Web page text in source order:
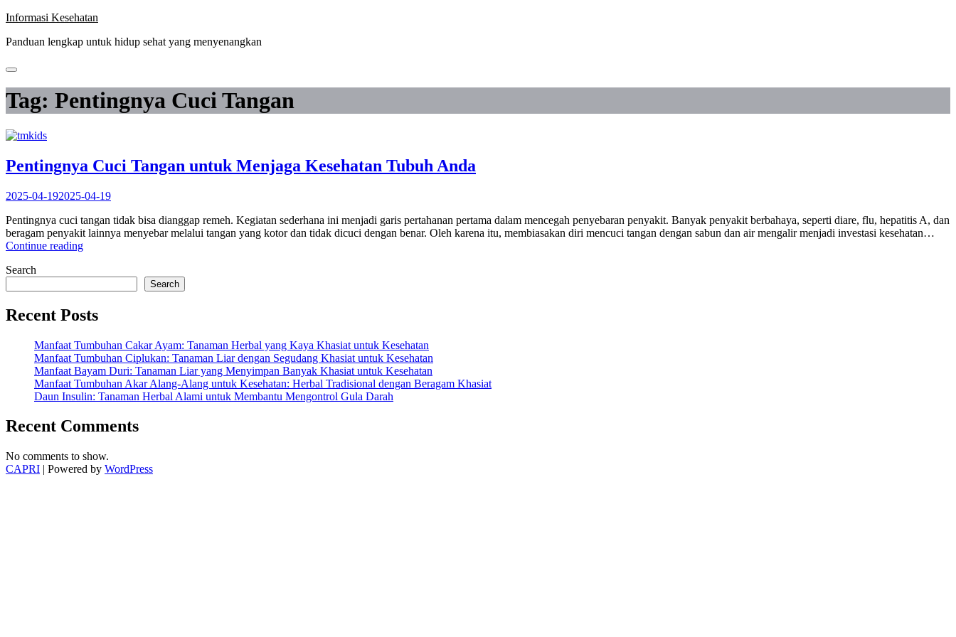
Skip
content
Informasi Kesehatan
Panduan lengkap untuk hidup sehat yang menyenangkan
Tag: Pentingnya Cuci Tangan
Pentingnya Cuci Tangan untuk Menjaga Kesehatan Tubuh Anda
2025-04-192025-04-19
Pentingnya cuci tangan tidak bisa dianggap remeh. Kegiatan sederhana ini menjadi garis pertahanan pertama dalam mencegah penyebaran penyakit. Banyak penyakit berbahaya, seperti diare, flu, hepatitis A, dan
beragam penyakit lainnya menyebar melalui tangan yang kotor dan tidak dicuci dengan benar. Oleh karena itu, membiasakan diri mencuci tangan dengan sabun dan air mengalir menjadi investasi kesehatan…
Continue reading“Pentingnya
Kesehatan
Tubuh
Search
Search
Recent Posts
Manfaat Tumbuhan Cakar Ayam: Tanaman Herbal yang Kaya Khasiat untuk Kesehatan
Manfaat Tumbuhan Ciplukan: Tanaman Liar dengan Segudang Khasiat untuk Kesehatan
Manfaat Bayam Duri: Tanaman Liar yang Menyimpan Banyak Khasiat untuk Kesehatan
Manfaat Tumbuhan Akar Alang-Alang untuk Kesehatan: Herbal Tradisional dengan Beragam Khasiat
Daun Insulin: Tanaman Herbal Alami untuk Membantu Mengontrol Gula Darah
Recent Comments
No comments to show.
CAPRI | Powered by WordPress